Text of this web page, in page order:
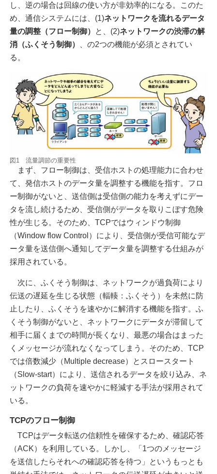
し、逆の場合は回線の使い方が非効率的になる。このた
め、通信システムには、(1)ネットワークを流れるデータ
量の調整（フロー制御）
と、(2)ネットワークの渋滞の解
消（ふくそう制御）
、の2つの機能が必須とされてい
る。
図1 流量調節の重要性
まず、フロー制御は、受信ホストの処理能力に合わせ
て、発信ホストのデータ量を調整する機能を指す。フロ
ー制御がないと、送信側は受信側の能力を考えずにデー
タを流し続けるため、受信側がデータを取りこぼす危険
性が生じる。そのため、TCPではウィンドウ制御
（Window flow Control）により、受信側が受信可能なデ
ータ量を送信側へ通知してデータ量を調整する仕組みが
採用されている。
次に、ふくそう制御は、ネットワークが過負荷により
伝送の遅延を生じる状態（輻輳：ふくそう）を未然に防
止したり、ふくそうを速やかに解消する機能を指す。ふ
くそう制御がないと、ネットワークにデータが滞留して
相手に届くまでの時間が長くなり、最悪の場合はまった
くメッセージが流れなくなってしまう。そのため、TCP
では倍数減少（Multiple decrease）とスロースタート
（Slow-start）により、送信されるデータを絞り込み、ネ
ットワークの負荷を速やかに軽減する手法が採用されて
いる。
TCPのフロー制御
TCPはデータ転送の信頼性を確保するため、確認応答
（ACK）を利用している。しかし、「1つのメッセージ
を送信したらそれへの確認応答を待つ」というもっとも